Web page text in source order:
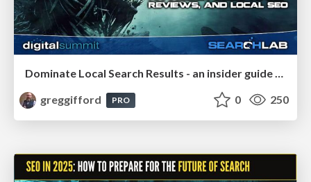
Dominate Local Search Results - an insider guide to GBP, reviews, and Local SEO
greggifford
PRO 0 250